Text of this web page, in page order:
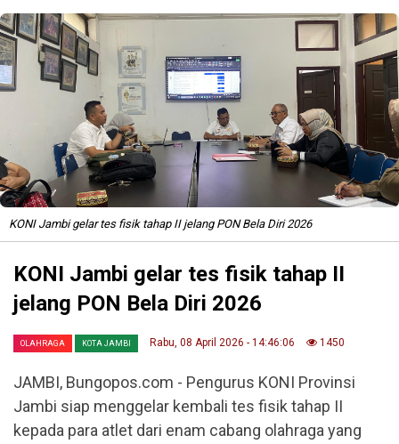
KONI Jambi gelar tes fisik tahap II jelang PON Bela Diri 2026
KONI Jambi gelar tes fisik tahap II
jelang PON Bela Diri 2026
OLAHRAGA KOTA JAMBI Rabu, 08 April 2026 - 14:46:06 1450
JAMBI, Bungopos.com - Pengurus KONI Provinsi
Jambi siap menggelar kembali tes fisik tahap II
kepada para atlet dari enam cabang olahraga yang